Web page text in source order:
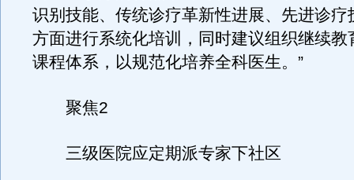
识别技能、传统诊疗革新性进展、先进诊疗
方面进行系统化培训，同时建议组织继续教
课程体系，以规范化培养全科医生。”
聚焦2
三级医院应定期派专家下社区